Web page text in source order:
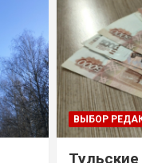
ВЫБОР